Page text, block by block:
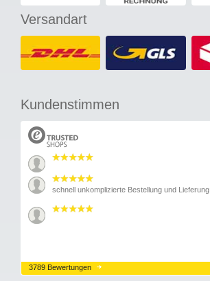
Versandart
Kundenstimmen
schnell unkomplizierte Bestellung und Lieferung
3789 Bewertungen